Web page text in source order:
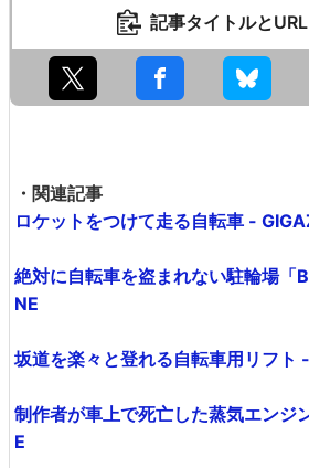
記事タイトルと
・関連記事
ロケットをつけて走る自転車 -
絶対に自転車を盗まれない駐輪場
NE
坂道を楽々と登れる自転車用リフト
制作者が車上で死亡した蒸気エンジ
E